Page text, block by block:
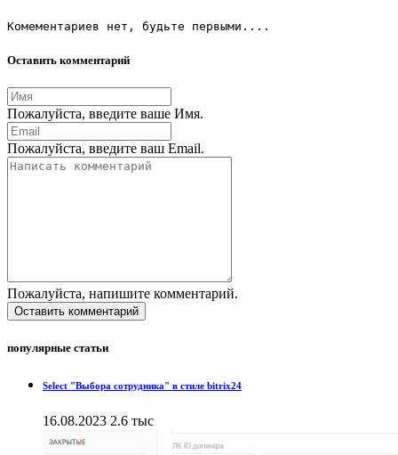
Комементариев нет, будьте первыми....
Оставить комментарий
Пожалуйста, введите ваше Имя.
Пожалуйста, введите ваш Email.
Пожалуйста, напишите комментарий.
Оставить комментарий
популярные статьи
Select "Выбора сотрудника" в стиле bitrix24
16.08.2023 2.6 тыс